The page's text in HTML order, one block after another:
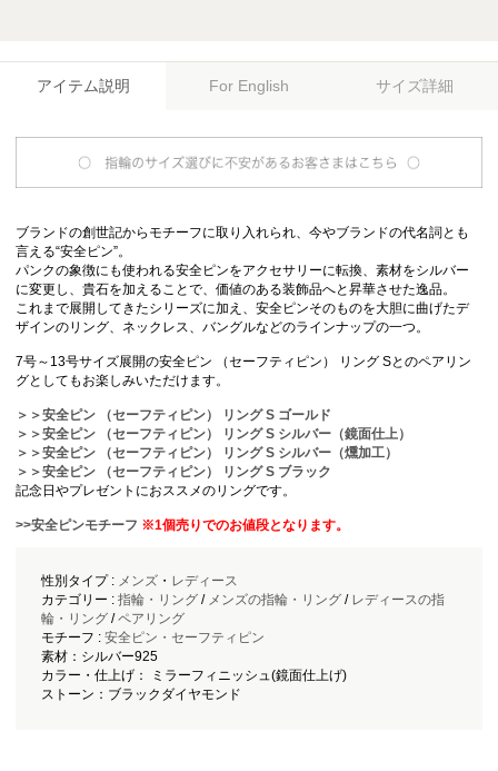
アイテム説明 For English サイズ詳細
ブランドの創世記からモチーフに取り入れられ、今やブランドの代名詞とも
言える“安全ピン”。
パンクの象徴にも使われる安全ピンをアクセサリーに転換、素材をシルバー
に変更し、貴石を加えることで、価値のある装飾品へと昇華させた逸品。
これまで展開してきたシリーズに加え、安全ピンそのものを大胆に曲げたデ
ザインのリング、ネックレス、バングルなどのラインナップの一つ。
7号～13号サイズ展開の安全ピン （セーフティピン） リング Sとのペアリン
グとしてもお楽しみいただけます。
＞＞安全ピン （セーフティピン） リング S ゴールド
＞＞安全ピン （セーフティピン） リング S シルバー（鏡面仕上）
＞＞安全ピン （セーフティピン） リング S シルバー（燻加工）
＞＞安全ピン （セーフティピン） リング S ブラック
記念日やプレゼントにおススメのリングです。
>>安全ピンモチーフ ※1個売りでのお値段となります。
性別タイプ : メンズ・ レディース
カテゴリー : 指輪・リング/ メンズの指輪・リング/ レディースの指
輪・リング/ペアリング
モチーフ : 安全ピン・セーフティピン
素材：シルバー925
カラー・仕上げ： ミラーフィニッシュ(鏡面仕上げ)
ストーン：ブラックダイヤモンド